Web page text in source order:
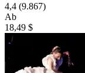
4,4 (9.867)
Ab
18,49 $